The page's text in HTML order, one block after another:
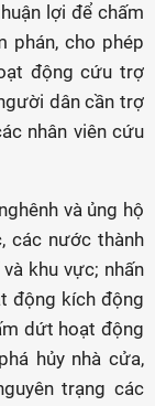
lợi để chấm
phán, cho phép
động cứu trợ
dân cần trợ
nhân viên cứu
và ủng hộ
các nước thành
khu vực; nhấn
động kích động
dứt hoạt động
hủy nhà cửa,
trạng các